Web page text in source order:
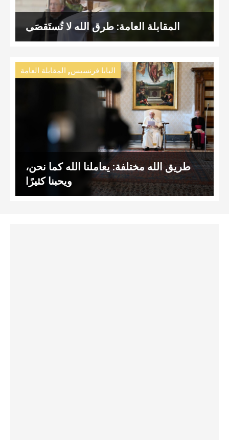
المقابلة العامة: طرق الله لا تُستَقصَى
البابا فرنسيس, المقابلة العامة
طريق الله مختلفة: يعاملنا الله كما نحن،
ويحبنا كثيرًا